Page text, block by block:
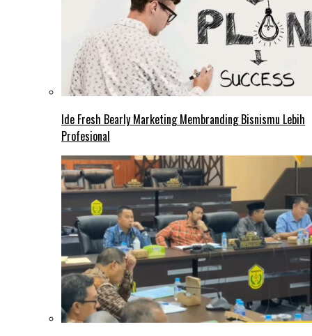
Ide Fresh Bearly Marketing Membranding Bisnismu Lebih
Profesional